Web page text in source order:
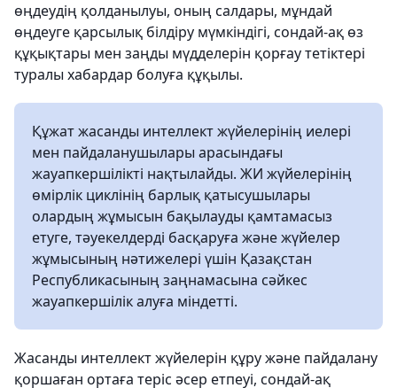
өңдеудің қолданылуы, оның салдары, мұндай
өңдеуге қарсылық білдіру мүмкіндігі, сондай-ақ өз
құқықтары мен заңды мүдделерін қорғау тетіктері
туралы хабардар болуға құқылы.
Құжат жасанды интеллект жүйелерінің иелері
мен пайдаланушылары арасындағы
жауапкершілікті нақтылайды. ЖИ жүйелерінің
өмірлік циклінің барлық қатысушылары
олардың жұмысын бақылауды қамтамасыз
етуге, тәуекелдерді басқаруға және жүйелер
жұмысының нәтижелері үшін Қазақстан
Республикасының заңнамасына сәйкес
жауапкершілік алуға міндетті.
Жасанды интеллект жүйелерін құру және пайдалану
қоршаған ортаға теріс әсер етпеуі, сондай-ақ